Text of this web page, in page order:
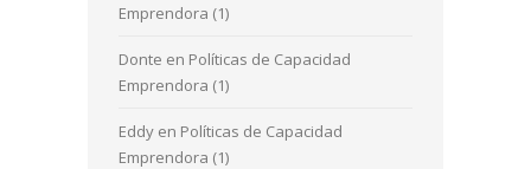
Emprendora (1)
Donte en Políticas de Capacidad
Emprendora (1)
Eddy en Políticas de Capacidad
Emprendora (1)